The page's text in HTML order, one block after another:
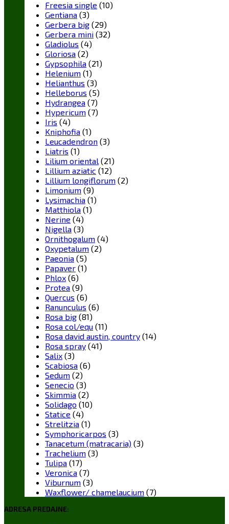
Freesia single (10)
Gentiana (3)
Gerbera big (29)
Gerbera mini (32)
Gladiolus (4)
Gloriosa (2)
Gypsophila (21)
Helenium (1)
Helianthus (3)
Helleborus (5)
Hydrangea (7)
Hypericum (7)
Iris (4)
Kniphofia (1)
Leucadendron (3)
Liatris (1)
Lilium oriental (21)
Lillium aziatic (12)
Lillium longiflorum (2)
Limonium (9)
Lysimachia (1)
Matthiola (1)
Nerine (4)
Nigella (3)
Ornithogalum (4)
Oxypetalum (2)
Paeonia (5)
Papaver (1)
Phlox (6)
Protea (9)
Quercus (6)
Ranunculus (6)
Rosa big (81)
Rosa col/equ (11)
Rosa david austin, country (14)
Rosa spray (41)
Salix (3)
Scabiosa (6)
Sedum (2)
Senecio (3)
Skimmia (2)
Solidago (10)
Statice (4)
Strelitzia (1)
Symphoricarpos (3)
Tanacetum (matracaria) (3)
Trachelium (3)
Tulipa (17)
Veronica (7)
Viburnum (3)
Waxflower/ chamelaucium (7)
ADRESA PREDAJNE: